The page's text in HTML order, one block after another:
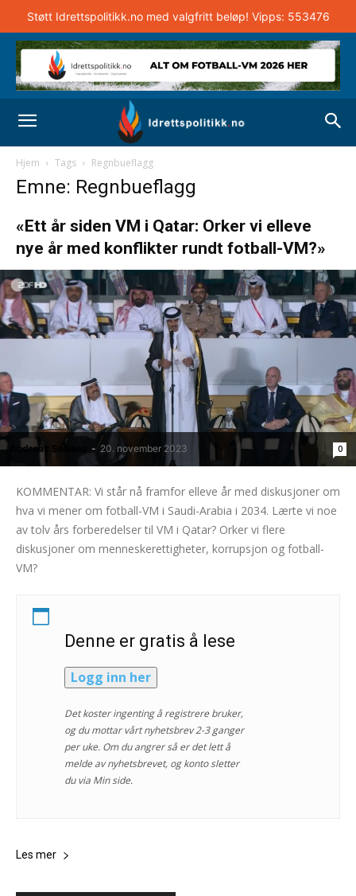
Støtt Idrettspolitikk.no med valgfritt beløp! Vipps: 553476
Hjem Tags Regnbueflagg
Emne: Regnbueflagg
«Ett år siden VM i Qatar: Orker vi elleve
nye år med konflikter rundt fotball-VM?»
Andreas Selliaas - 20. november 2023 0
KOMMENTAR: Vi står nå framfor elleve år med diskusjoner om
hva vi mener om fotball-VM i Saudi-Arabia i 2034. Lærte vi noe
av tolv års forberedelser til VM i Qatar? Orker vi flere
diskusjoner om menneskerettigheter, korrupsjon og fotball-
VM?
Denne er gratis å lese
Logg inn her
Det koster ingenting å registrere bruker,
og du mottar vårt nyhetsbrev 2-3 ganger
per uke. Om du angrer så er det lett å
melde av nyhetsbrevet, og konto sletter
du via Min side.
Les mer